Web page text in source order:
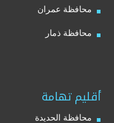
محافظة عمران
محافظة ذمار
أقليم تهامة
محافظة الحديدة